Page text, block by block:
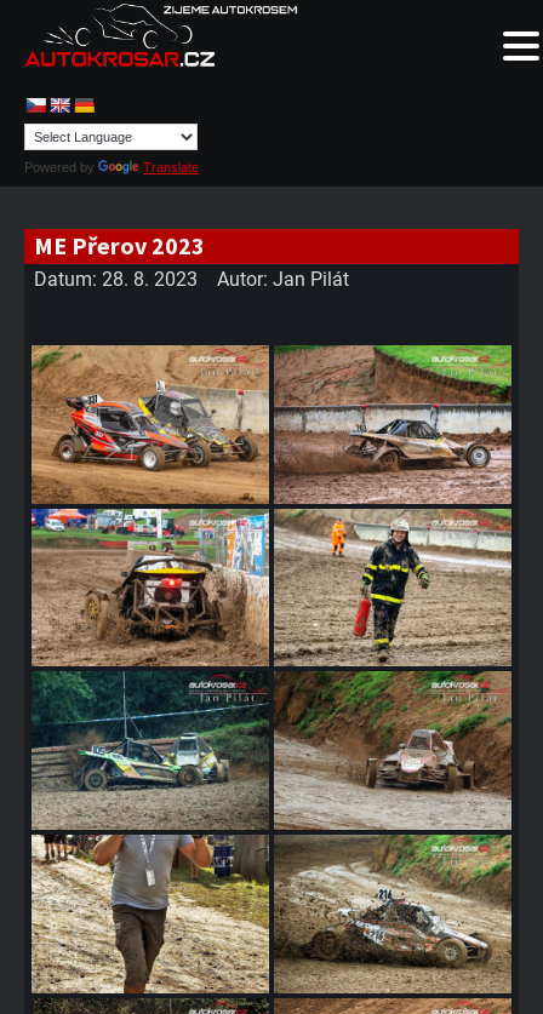
Powered by Translate
ME Přerov 2023
Datum: 28. 8. 2023 Autor: Jan Pilát